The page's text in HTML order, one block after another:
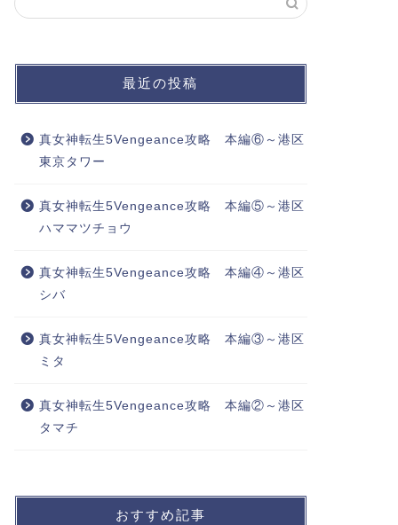
最近の投稿
真女神転生5Vengeance攻略 本編⑥～港区
東京タワー
真女神転生5Vengeance攻略 本編⑤～港区
ハママツチョウ
真女神転生5Vengeance攻略 本編④～港区
シバ
真女神転生5Vengeance攻略 本編③～港区
ミタ
真女神転生5Vengeance攻略 本編②～港区
タマチ
おすすめ記事